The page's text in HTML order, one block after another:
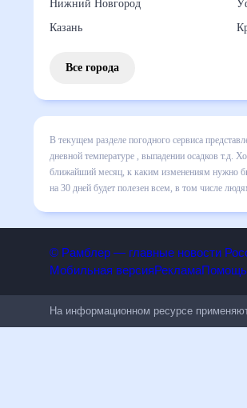
Нижний Новгород
Казань
Все города
В текущем разделе погодного
месяц включает все сведения по
динамике и даст понять, какая
правильно спланировать 30 дней.
© Рамблер — главные новости
На информационном ресурсе